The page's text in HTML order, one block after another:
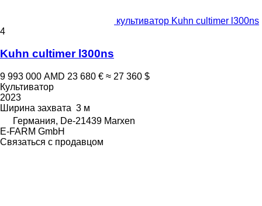
культиватор Kuhn cultimer l300ns
4
Kuhn cultimer l300ns
9 993 000 AMD 23 680 € ≈ 27 360 $
Культиватор
2023
Ширина захвата 3 м
Германия, De-21439 Marxen
E-FARM GmbH
Связаться с продавцом